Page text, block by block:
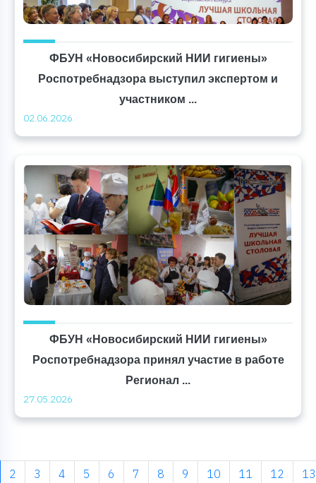
ФБУН «Новосибирский НИИ гигиены»
Роспотребнадзора выступил экспертом и
участником ...
02.06.2026
ФБУН «Новосибирский НИИ гигиены»
Роспотребнадзора принял участие в работе
Регионал ...
27.05.2026
2 3 4 5 6 7 8 9 10 11 12 13